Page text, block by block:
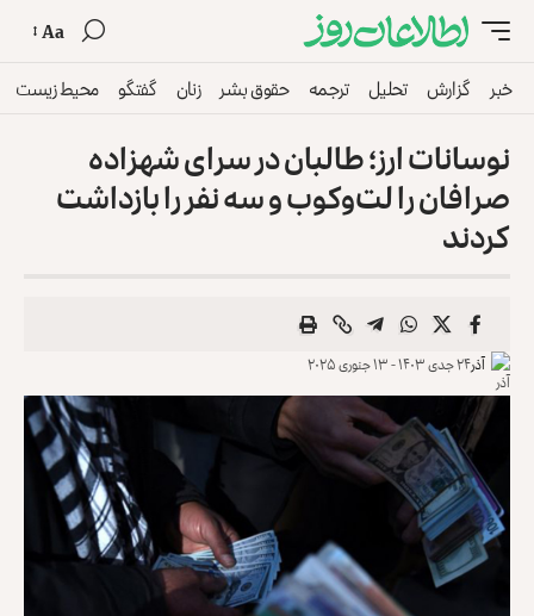
Aa
خبر گزارش تحلیل ترجمه حقوق بشر زنان گفتگو محیط زیست
نوسانات ارز؛ طالبان در سرای شهزاده
صرافان را لت‌وکوب و سه نفر را بازداشت
کردند
آذر۲۴ جدی ۱۴۰۳ - ۱۳ جنوری ۲۰۲۵